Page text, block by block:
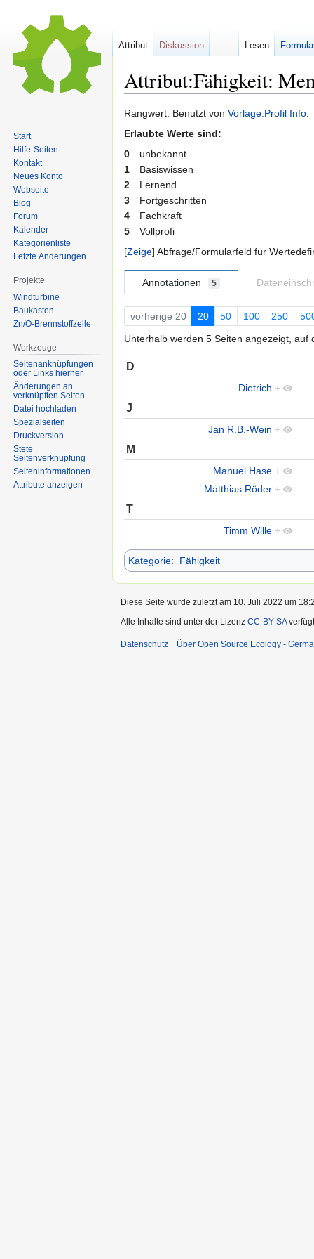
Attribut:Fähigkeit:
Zur
Navigation
Zur
Suche
Rangwert. Benutzt von Vorlage:Profil Info.
Erlaubte Werte sind:
0
unbekannt
1
Basiswissen
2
Lernend
3
Fortgeschritten
4
Fachkraft
5
Vollprofi
Zeige Abfrage/Formularfeld für
Annotationen 5
vorherige 20 20 50 100 250
Unterhalb werden 5 Seiten angezeigt,
D
Dietrich +
J
Jan R.B.-Wein +
M
Manuel Hase +
Matthias Röder +
T
Timm Wille +
Kategorie: Fähigkeit
Attribut Diskussion Lesen
Start
Hilfe-Seiten
Kontakt
Neues Konto
Webseite
Blog
Forum
Kalender
Kategorienliste
Letzte Änderungen
Projekte
Windturbine
Baukasten
Zn/O-Brennstoffzelle
Werkzeuge
Seitenanknüpfungen
oder Links hierher
Änderungen an
verknüpften Seiten
Datei hochladen
Spezialseiten
Druckversion
Stete
Seitenverknüpfung
Seiten­informationen
Attribute anzeigen
Diese Seite wurde zuletzt am 10. Juli 2022 um
Alle Inhalte sind unter der Lizenz CC-BY-SA
Datenschutz Über Open Source Ecology -